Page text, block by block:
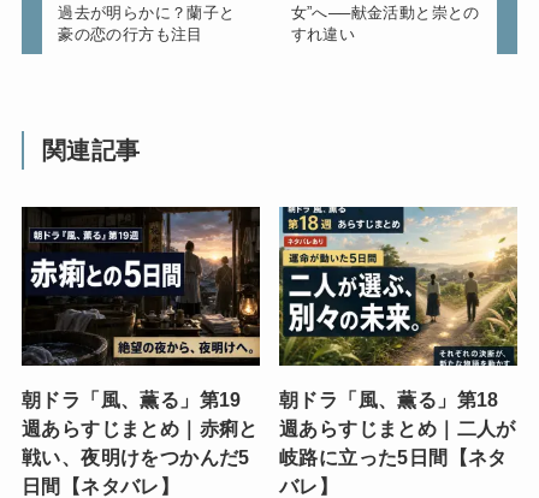
過去が明らかに？蘭子と
豪の恋の行方も注目
女”へ──献金活動と崇との
すれ違い
関連記事
朝ドラ「風、薫る」第19
週あらすじまとめ｜赤痢と
戦い、夜明けをつかんだ5
日間【ネタバレ】
朝ドラ「風、薫る」第18
週あらすじまとめ｜二人が
岐路に立った5日間【ネタ
バレ】